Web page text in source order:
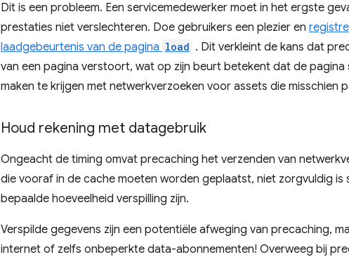
Dit is een probleem. Een servicemedewerker moet in het ergste
prestaties niet verslechteren. Doe gebruikers een plezier en
laadgebeurtenis van de pagina load . Dit verkleint de kans dat
van een pagina verstoort, wat op zijn beurt betekent dat de
maken te krijgen met netwerkverzoeken voor assets die misschien
Houd rekening met datagebruik
Ongeacht de timing omvat precaching het verzenden van
die vooraf in de cache moeten worden geplaatst, niet zorgvuldig is
bepaalde hoeveelheid verspilling zijn.
Verspilde gegevens zijn een potentiële afweging van precaching,
internet of zelfs onbeperkte data-abonnementen! Overweeg bij